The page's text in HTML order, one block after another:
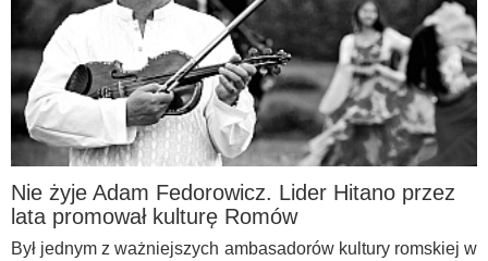
Nie żyje Adam Fedorowicz. Lider Hitano przez
lata promował kulturę Romów
Był jednym z ważniejszych ambasadorów kultury romskiej w